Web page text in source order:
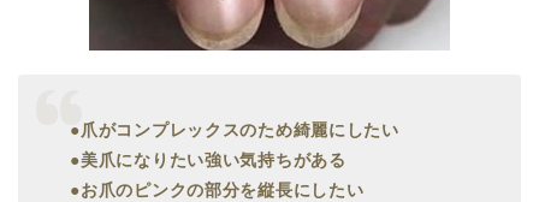
●爪がコンプレックスのため綺麗にしたい
●美爪になりたい強い気持ちがある
●お爪のピンクの部分を縦長にしたい